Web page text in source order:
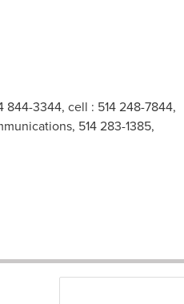
3344, cell : 514 248-7844,
514 283-1385,